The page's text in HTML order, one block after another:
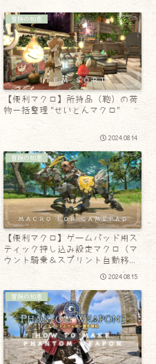
冒険の知恵
【便利マクロ】所持品（鞄）の荷
物一括整理 “せいとんマクロ”
2024.08.14
冒険の知恵
【便利マクロ】ゲームパッド用ス
ティック押し込み設定マクロ（マ
ウント騎乗＆スプリント自動移
2024.08.15
冒険の知恵